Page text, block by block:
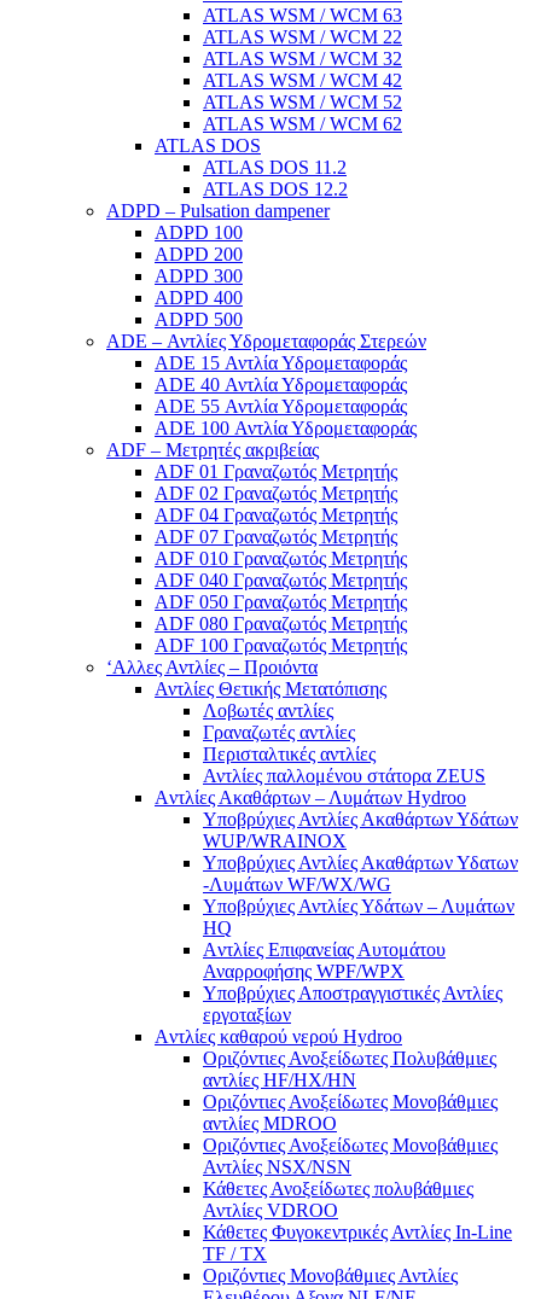
ATLAS WSM / WCM 63
ATLAS WSM / WCM 22
ATLAS WSM / WCM 32
ATLAS WSM / WCM 42
ATLAS WSM / WCM 52
ATLAS WSM / WCM 62
ATLAS DOS
ATLAS DOS 11.2
ATLAS DOS 12.2
ADPD – Pulsation dampener
ADPD 100
ADPD 200
ADPD 300
ADPD 400
ADPD 500
ADE – Αντλίες Υδρομεταφοράς Στερεών
ADE 15 Αντλία Υδρομεταφοράς
ADE 40 Αντλία Υδρομεταφοράς
ADE 55 Αντλία Υδρομεταφοράς
ADE 100 Αντλία Υδρομεταφοράς
ADF – Μετρητές ακριβείας
ADF 01 Γραναζωτός Μετρητής
ADF 02 Γραναζωτός Μετρητής
ADF 04 Γραναζωτός Μετρητής
ADF 07 Γραναζωτός Μετρητής
ADF 010 Γραναζωτός Μετρητής
ADF 040 Γραναζωτός Μετρητής
ADF 050 Γραναζωτός Μετρητής
ADF 080 Γραναζωτός Μετρητής
ADF 100 Γραναζωτός Μετρητής
‘Αλλες Αντλίες – Προιόντα
Αντλίες Θετικής Μετατόπισης
Λοβωτές αντλίες
Γραναζωτές αντλίες
Περισταλτικές αντλίες
Αντλίες παλλομένου στάτορα ZEUS
Aντλίες Ακαθάρτων – Λυμάτων Hydroo
Υποβρύχιες Αντλίες Ακαθάρτων Υδάτων
WUP/WRAINOX
Υποβρύχιες Αντλίες Ακαθάρτων Υδατων
-Λυμάτων WF/WX/WG
Yποβρύχιες Αντλίες Υδάτων – Λυμάτων
ΗQ
Aντλίες Επιφανείας Αυτομάτου
Αναρροφήσης WPF/WPX
Υποβρύχιες Αποστραγγιστικές Αντλίες
εργοταξίων
Aντλίες καθαρού νερού Ηydroo
Οριζόντιες Ανοξείδωτες Πολυβάθμιες
αντλίες ΗF/HX/HN
Οριζόντιες Ανοξείδωτες Μονοβάθμιες
αντλίες ΜDROO
Οριζόντιες Ανοξείδωτες Μονοβάθμιες
Αντλίες ΝSX/NSN
Κάθετες Ανοξείδωτες πολυβάθμιες
Αντλίες VDROO
Κάθετες Φυγοκεντρικές Αντλίες In-Line
TF / TX
Oριζόντιες Μονοβάθμιες Αντλίες